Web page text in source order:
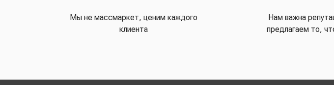
Мы не массмаркет, ценим каждого
клиента
Нам важна
предлагаем то,